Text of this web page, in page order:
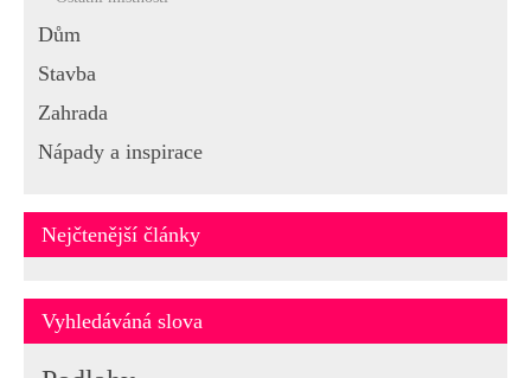
Dům
Stavba
Zahrada
Nápady a inspirace
Nejčtenější články
Vyhledáváná slova